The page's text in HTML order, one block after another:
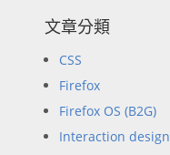
文章分類
CSS
Firefox
Firefox OS (B2G)
Interaction design